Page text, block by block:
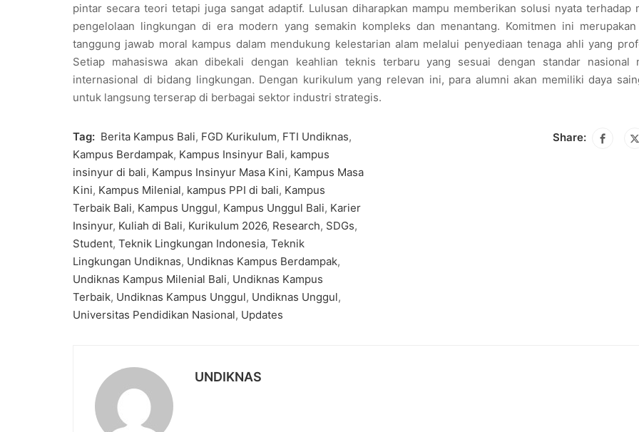
pintar secara teori tetapi juga sangat adaptif. Lulusan diharapkan mampu memberikan solusi nyata terhadap
pengelolaan lingkungan di era modern yang semakin kompleks dan menantang. Komitmen ini
tanggung jawab moral kampus dalam mendukung kelestarian alam melalui penyediaan tenaga ahli yang
Setiap mahasiswa akan dibekali dengan keahlian teknis terbaru yang sesuai dengan standar nasional
internasional di bidang lingkungan. Dengan kurikulum yang relevan ini, para alumni akan memiliki daya
untuk langsung terserap di berbagai sektor industri strategis.
Tag: Berita Kampus Bali, FGD Kurikulum, FTI Undiknas,
Kampus Berdampak, Kampus Insinyur Bali, kampus
insinyur di bali, Kampus Insinyur Masa Kini, Kampus Masa
Kini, Kampus Milenial, kampus PPI di bali, Kampus
Terbaik Bali, Kampus Unggul, Kampus Unggul Bali, Karier
Insinyur, Kuliah di Bali, Kurikulum 2026, Research, SDGs,
Student, Teknik Lingkungan Indonesia, Teknik
Lingkungan Undiknas, Undiknas Kampus Berdampak,
Undiknas Kampus Milenial Bali, Undiknas Kampus
Terbaik, Undiknas Kampus Unggul, Undiknas Unggul,
Universitas Pendidikan Nasional, Updates
Share:
UNDIKNAS